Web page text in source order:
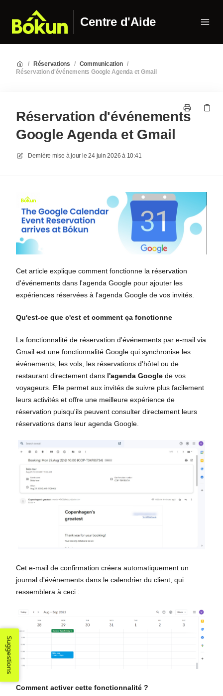
Centre d'Aide
/ Réservations / Communication
/
Réservation d'événements Google Agenda et Gmail
Réservation d'événements
Google Agenda et Gmail
Dernière mise à jour le 24 juin 2026 à 10:41
Cet article explique comment fonctionne la réservation
d'événements dans l'agenda Google pour ajouter les
expériences réservées à l'agenda Google de vos invités.
Qu'est-ce que c'est et comment ça fonctionne
La fonctionnalité de réservation d'événements par e-mail via
Gmail est une fonctionnalité Google qui synchronise les
événements, les vols, les réservations d'hôtel ou de
restaurant directement dans l'agenda Google de vos
voyageurs. Elle permet aux invités de suivre plus facilement
leurs activités et offre une meilleure expérience de
réservation puisqu'ils peuvent consulter directement leurs
réservations dans leur agenda Google.
Cet e-mail de confirmation créera automatiquement un
journal d'événements dans le calendrier du client, qui
ressemblera à ceci :
Comment activer cette fonctionnalité ?
Suggestions